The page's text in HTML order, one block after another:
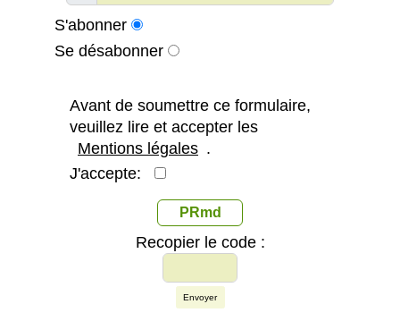
S'abonner
Se désabonner
Avant de soumettre ce formulaire,
veuillez lire et accepter les
Mentions légales .
J'accepte:
PRmd
Recopier le code :
Envoyer